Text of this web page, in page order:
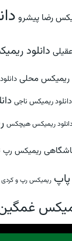
رضا پیشرو
دانلود
ریمیکس محلی
دانلود ریمیکس ناجی
دانلود ریمیکس هیچکس
ریمیکس رپ
ریمیکس رپ و کردی